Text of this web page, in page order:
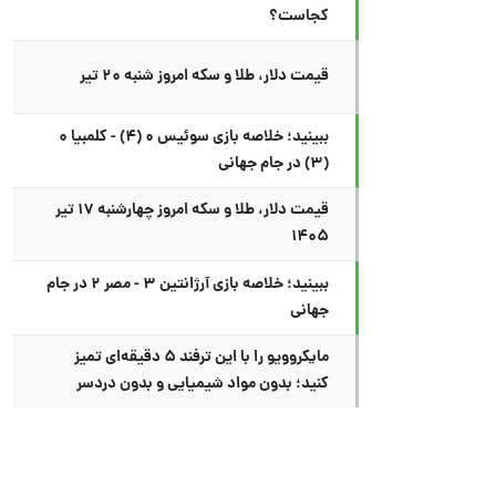
کجاست؟
قیمت دلار، طلا و سکه امروز شنبه ۲۰ تیر
ببینید؛ خلاصه بازی سوئیس ۰ (۴) - کلمبیا ۰
(۳) در جام جهانی
قیمت دلار، طلا و سکه امروز چهارشنبه ۱۷ تیر
۱۴۰۵
ببینید؛ خلاصه بازی آرژانتین ۳ - مصر ۲ در جام
جهانی
مایکروویو را با این ترفند ۵ دقیقه‌ای تمیز
کنید؛ بدون مواد شیمیایی و بدون دردسر